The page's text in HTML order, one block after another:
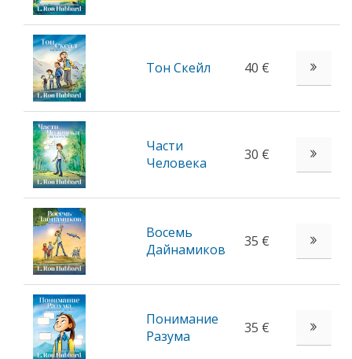
Тон Скейл 40 €
Части
Человека
30 €
Восемь
Дайнамиков
35 €
Понимание
Разума
35 €